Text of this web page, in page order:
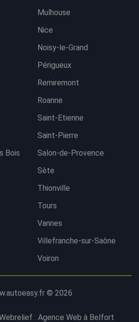
Mulhouse
Nice
Noisy-le-Grand
Périgueux
Remiremont
Roanne
Saint-Etienne
Saint-Pierre
Bois
Salon-de-Provence
Sète
Thionville
Tours
Vannes
Villefranche-sur-Saône
Voiron
© 2026
: Agence Web à Belfort